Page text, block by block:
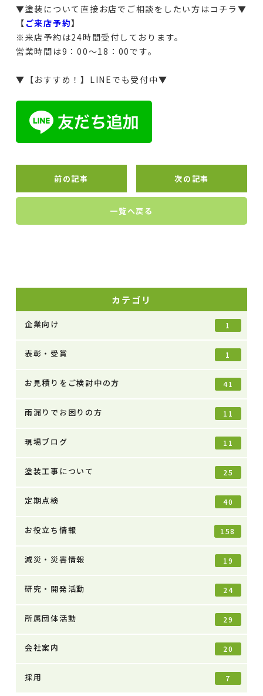
▼塗装について直接お店でご相談をしたい方はコチラ▼
【 ご来店予約】
※来店予約は24時間受付しております。
営業時間は9：00～18：00です。
▼【おすすめ！】LINEでも受付中▼
前の記事 次の記事
一覧へ戻る
カテゴリ
企業向け 1
表彰・受賞 1
お見積りをご検討中の方 41
雨漏りでお困りの方 11
現場ブログ 11
塗装工事について 25
定期点検 40
お役立ち情報 158
減災・災害情報 19
研究・開発活動 24
所属団体活動 29
会社案内 20
採用 7